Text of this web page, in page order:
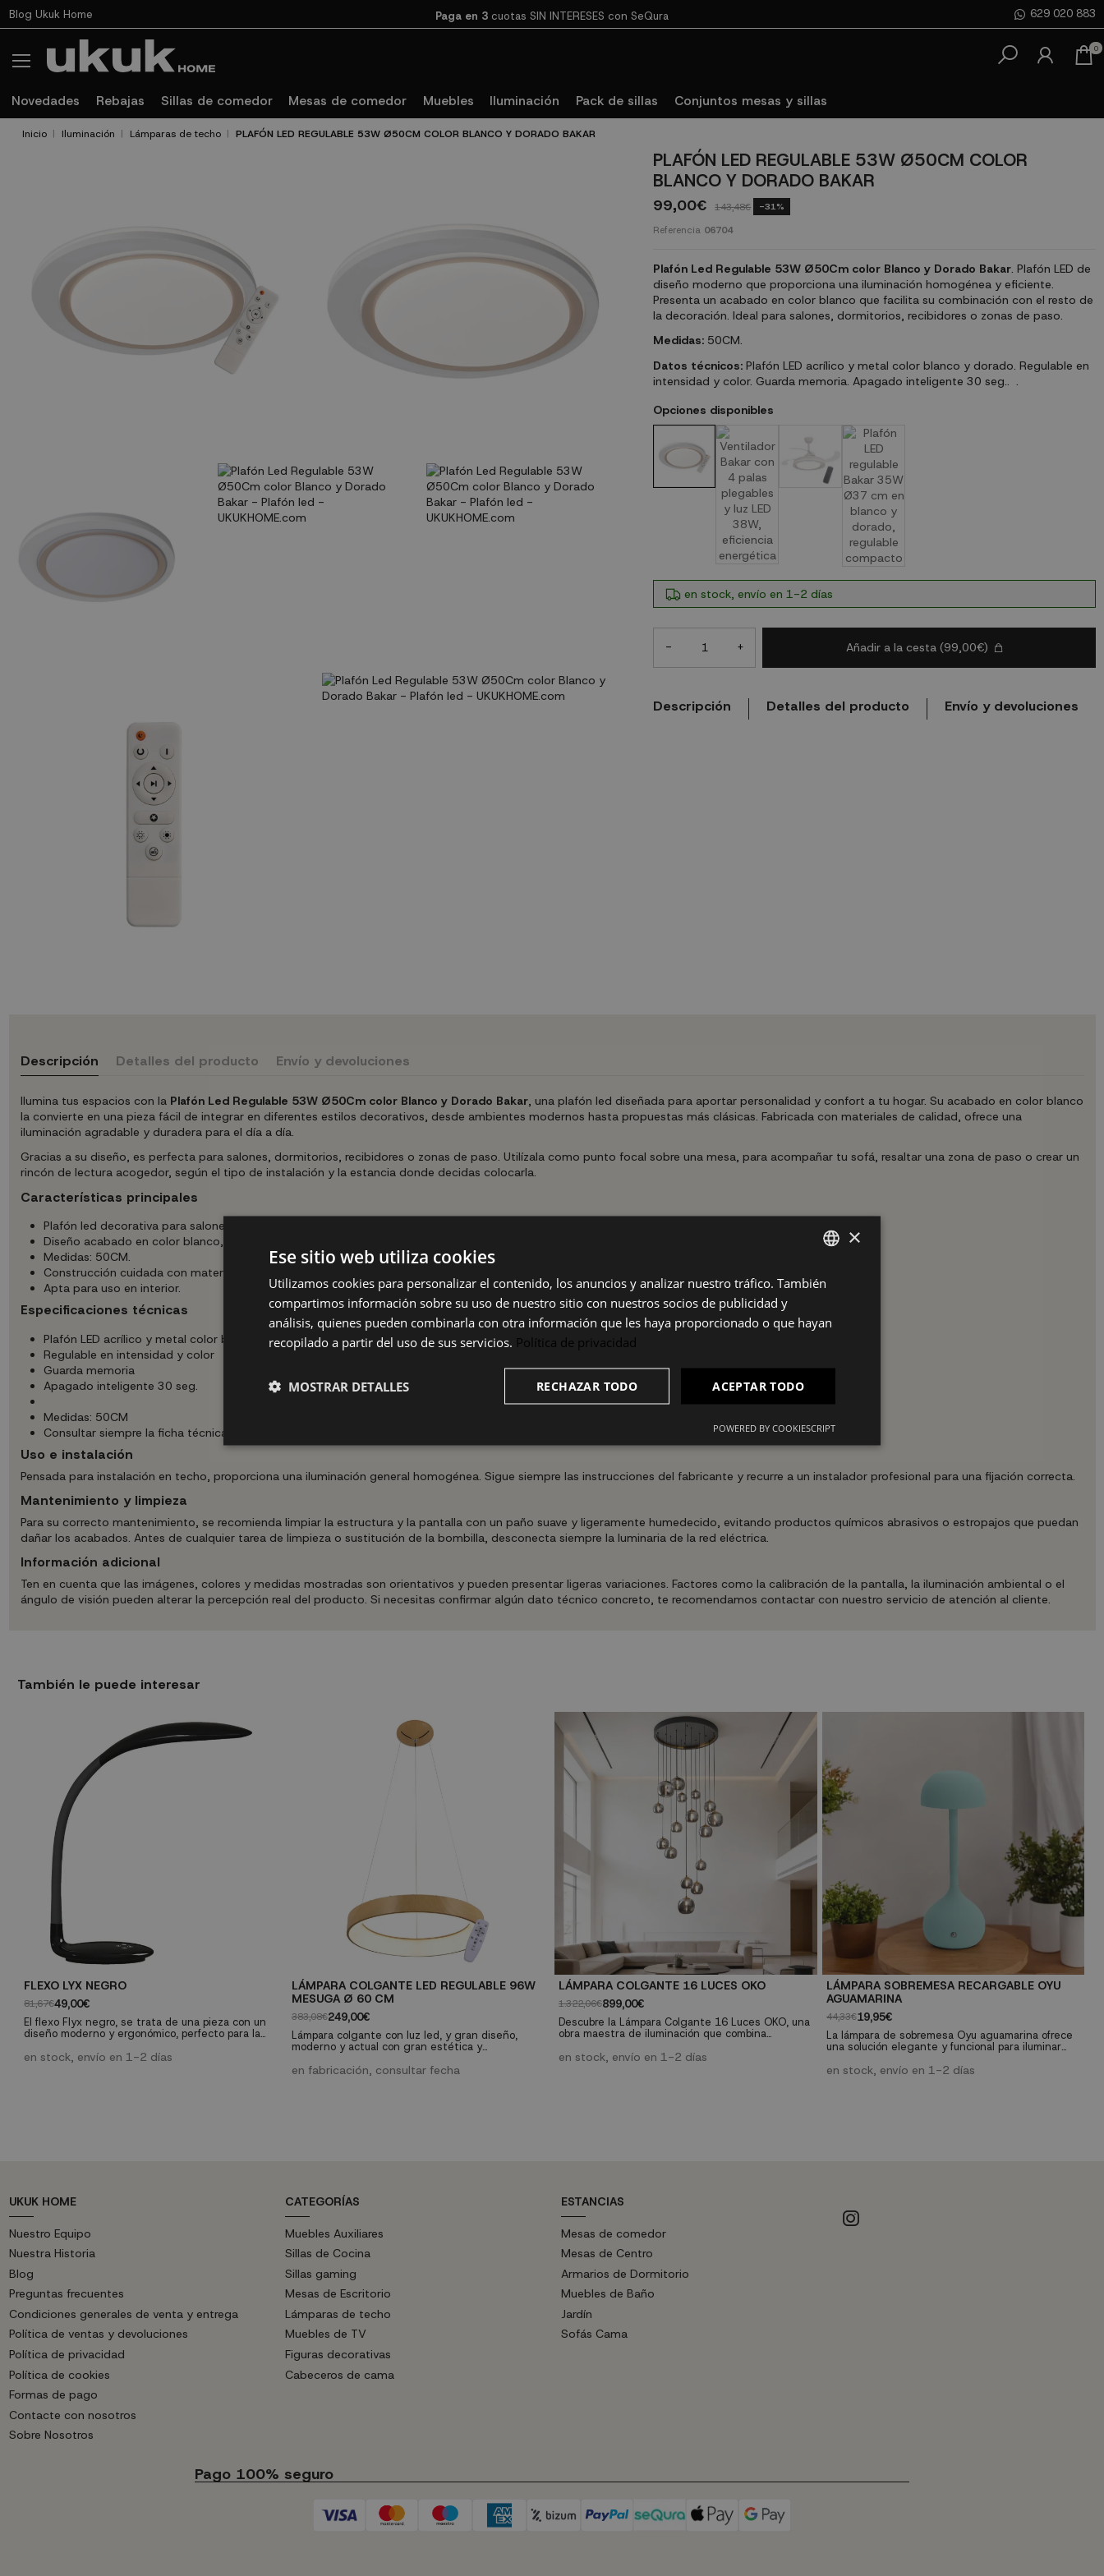
Blog Ukuk Home Paga en 3 cuotas SIN INTERESES con SeQura 629 020 883
0
Novedades Rebajas Sillas de comedor Mesas de comedor Muebles Iluminación Pack de sillas Conjuntos mesas y sillas
Inicio Iluminación Lámparas de techo PLAFÓN LED REGULABLE 53W Ø50CM COLOR BLANCO Y DORADO BAKAR
PLAFÓN LED REGULABLE 53W Ø50CM COLOR
BLANCO Y DORADO BAKAR
99,00€ 143,48€ -31%
Referencia 06704
Plafón Led Regulable 53W Ø50Cm color Blanco y Dorado Bakar. Plafón LED de
diseño moderno que proporciona una iluminación homogénea y eficiente.
Presenta un acabado en color blanco que facilita su combinación con el resto de
la decoración. Ideal para salones, dormitorios, recibidores o zonas de paso.
Medidas:50CM.
Datos técnicos:Plafón LED acrílico y metal color blanco y dorado. Regulable en
intensidad y color. Guarda memoria. Apagado inteligente 30 seg.. .
Opciones disponibles
en stock, envío en 1-2 días
- + Añadir a la cesta (99,00€)
Descripción Detalles del producto Envío y devoluciones
Descripción Detalles del producto Envío y devoluciones
Ilumina tus espacios con la Plafón Led Regulable 53W Ø50Cm color Blanco y Dorado Bakar, una plafón led diseñada para aportar personalidad y confort a tu hogar. Su acabado en color blanco
la convierte en una pieza fácil de integrar en diferentes estilos decorativos, desde ambientes modernos hasta propuestas más clásicas. Fabricada con materiales de calidad, ofrece una
iluminación agradable y duradera para el día a día.
Gracias a su diseño, es perfecta para salones, dormitorios, recibidores o zonas de paso. Utilízala como punto focal sobre una mesa, para acompañar tu sofá, resaltar una zona de paso o crear un
rincón de lectura acogedor, según el tipo de instalación y la estancia donde decidas colocarla.
Características principales
Plafón led decorativa para salones, dormitorios, recibidores o zonas de paso.
Diseño acabado en color blanco, ideal para combinar con otros elementos de tu mobiliario.
Medidas: 50CM.
Construcción cuidada con materiales pensados para un uso cotidiano.
Apta para uso en interior.
Especificaciones técnicas
Plafón LED acrílico y metal color blanco y dorado
Regulable en intensidad y color
Guarda memoria
Apagado inteligente 30 seg.
Medidas: 50CM
Consultar siempre la ficha técnica completa antes de la instalación.
Uso e instalación
Pensada para instalación en techo, proporciona una iluminación general homogénea. Sigue siempre las instrucciones del fabricante y recurre a un instalador profesional para una fijación correcta.
Mantenimiento y limpieza
Para su correcto mantenimiento, se recomienda limpiar la estructura y la pantalla con un paño suave y ligeramente humedecido, evitando productos químicos abrasivos o estropajos que puedan
dañar los acabados. Antes de cualquier tarea de limpieza o sustitución de la bombilla, desconecta siempre la luminaria de la red eléctrica.
Información adicional
Ten en cuenta que las imágenes, colores y medidas mostradas son orientativos y pueden presentar ligeras variaciones. Factores como la calibración de la pantalla, la iluminación ambiental o el
ángulo de visión pueden alterar la percepción real del producto. Si necesitas confirmar algún dato técnico concreto, te recomendamos contactar con nuestro servicio de atención al cliente.
También le puede interesar
FLEXO LYX NEGRO
81,67€49,00€
El flexo Flyx negro, se trata de una pieza con un
diseño moderno y ergonómico, perfecto para la
en stock, envío en 1-2 días
LÁMPARA COLGANTE LED REGULABLE 96W
MESUGA Ø 60 CM
383,08€249,00€
Lámpara colgante con luz led, y gran diseño,
moderno y actual con gran estética y
madera, con luz de intensidad y color regulable,
en fabricación, consultar fecha
LÁMPARA COLGANTE 16 LUCES OKO
1.322,06€899,00€
Descubre la Lámpara Colgante 16 Luces OKO, una
obra maestra de iluminación que combina
salones y comedores, esta lámpara de hierro
en stock, envío en 1-2 días
LÁMPARA SOBREMESA RECARGABLE OYU
AGUAMARINA
44,33€19,95€
La lámpara de sobremesa Oyu aguamarina ofrece
una solución elegante y funcional para iluminar
cualquier rincón del hogar. Su diseño portátil y
en stock, envío en 1-2 días
UKUK HOME
Nuestro Equipo
Nuestra Historia
Blog
Preguntas frecuentes
Condiciones generales de venta y entrega
Política de ventas y devoluciones
Política de privacidad
Política de cookies
Formas de pago
Contacte con nosotros
Sobre Nosotros
CATEGORÍAS
Muebles Auxiliares
Sillas de Cocina
Sillas gaming
Mesas de Escritorio
Lámparas de techo
Muebles de TV
Figuras decorativas
Cabeceros de cama
ESTANCIAS
Mesas de comedor
Mesas de Centro
Armarios de Dormitorio
Muebles de Baño
Jardín
Sofás Cama
Pago 100% seguro
SPANISH
×
Ese sitio web utiliza cookies
Utilizamos cookies para personalizar el contenido, los anuncios y analizar nuestro tráfico. También
compartimos información sobre su uso de nuestro sitio con nuestros socios de publicidad y
análisis, quienes pueden combinarla con otra información que les haya proporcionado o que hayan
recopilado a partir del uso de sus servicios. Política de privacidad
ACEPTAR TODO
RECHAZAR TODO
MOSTRAR DETALLES
POWERED BY COOKIESCRIPT